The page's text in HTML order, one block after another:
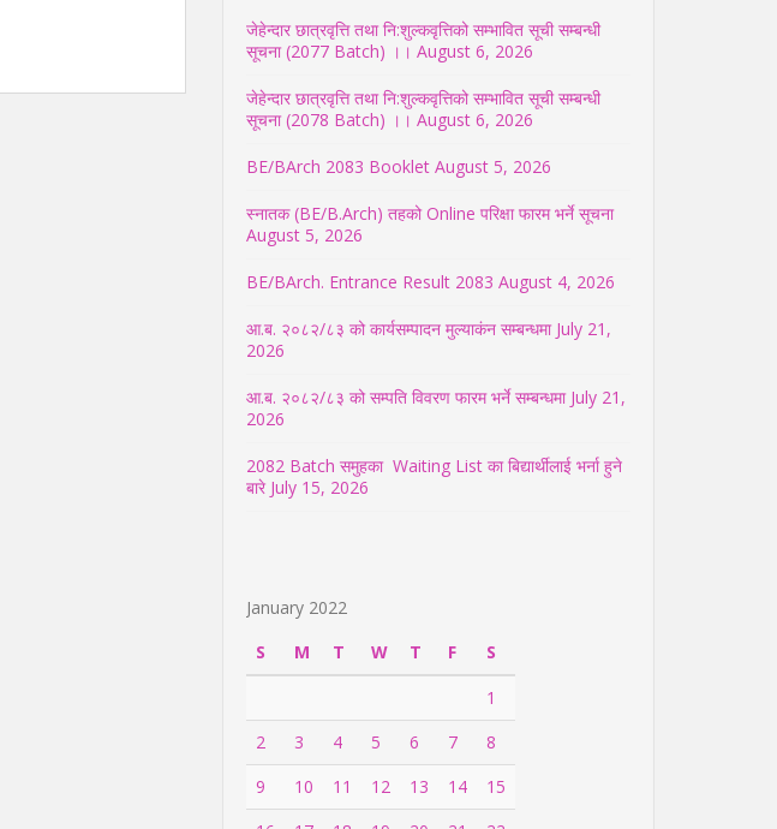
जेहेन्दार छात्रवृत्ति तथा नि:शुल्कवृत्तिको सम्भावित सूची सम्बन्धी
सूचना (2077 Batch) ।। August 6, 2026
जेहेन्दार छात्रवृत्ति तथा नि:शुल्कवृत्तिको सम्भावित सूची सम्बन्धी
सूचना (2078 Batch) ।। August 6, 2026
BE/BArch 2083 Booklet August 5, 2026
स्नातक (BE/B.Arch) तहको Online परिक्षा फारम भर्ने सूचना
August 5, 2026
BE/BArch. Entrance Result 2083 August 4, 2026
आ.ब. २०८२/८३ को कार्यसम्पादन मुल्याकंन सम्बन्धमा July 21,
2026
आ.ब. २०८२/८३ को सम्पति विवरण फारम भर्ने सम्बन्धमा July 21,
2026
2082 Batch समुहका Waiting List का बिद्यार्थीलाई भर्ना हुने
बारे July 15, 2026
January 2022
S
M T W T F
S
1
2
3 4 5 6 7
8
9
10 11 12 13 14
15